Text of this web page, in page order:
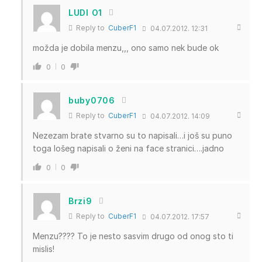
LUDI O1
Reply to CuberF1 04.07.2012. 12:31
možda je dobila menzu,,, ono samo nek bude ok
0 0
buby0706
Reply to CuberF1 04.07.2012. 14:09
Nezezam brate stvarno su to napisali…i još su puno
toga lošeg napisali o ženi na face stranici….jadno
0 0
Brzi9
Reply to CuberF1 04.07.2012. 17:57
Menzu???? To je nesto sasvim drugo od onog sto ti
mislis!